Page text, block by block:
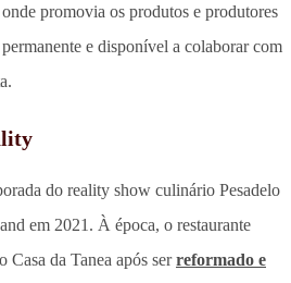
promovia os produtos e produtores
e disponível a colaborar com
do reality show culinário Pesadelo
em 2021. À época, o restaurante
da Tanea após serreformado e